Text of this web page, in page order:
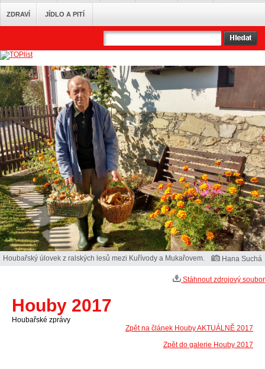
ZDRAVÍ JÍDLO A PITÍ
Houbařský úlovek z ralských lesů mezi Kuřívody a Mukařovem. Hana Suchá
Stáhnout zdrojový soubor
Houby 2017
Houbařské zprávy
Zpět na článek Houby AKTUÁLNĚ 2017
Zpět do galerie Houby 2017